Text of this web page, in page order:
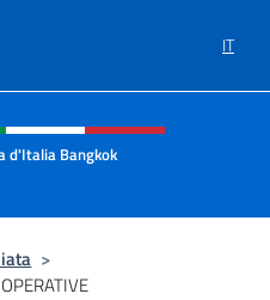
IT
e menù
d'Italia Bangkok
>